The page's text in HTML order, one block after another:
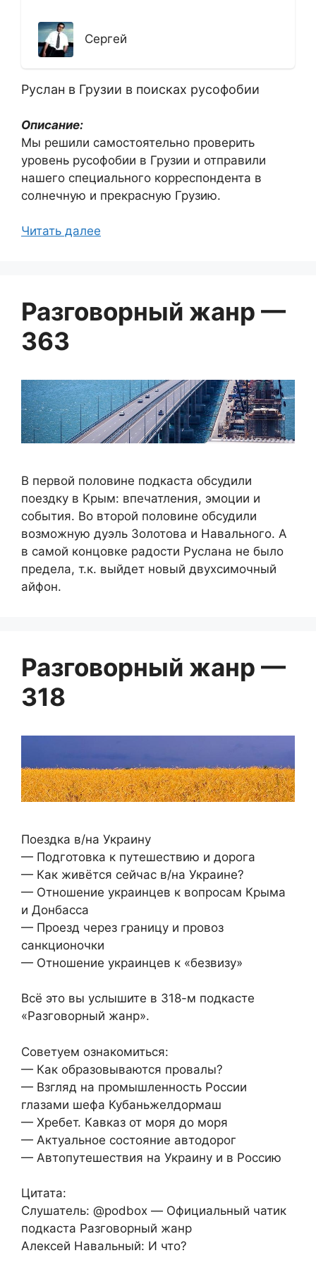
Сергей
Руслан в Грузии в поисках русофобии
Описание:
Мы решили самостоятельно проверить
уровень русофобии в Грузии и отправили
нашего специального корреспондента в
солнечную и прекрасную Грузию.
Читать далее
Разговорный жанр —
363
В первой половине подкаста обсудили
поездку в Крым: впечатления, эмоции и
события. Во второй половине обсудили
возможную дуэль Золотова и Навального. А
в самой концовке радости Руслана не было
предела, т.к. выйдет новый двухсимочный
айфон.
Разговорный жанр —
318
Поездка в/на Украину
— Подготовка к путешествию и дорога
— Как живётся сейчас в/на Украине?
— Отношение украинцев к вопросам Крыма
и Донбасса
— Проезд через границу и провоз
санкционочки
— Отношение украинцев к «безвизу»
Всё это вы услышите в 318-м подкасте
«Разговорный жанр».
Советуем ознакомиться:
— Как образовываются провалы?
— Взгляд на промышленность России
глазами шефа Кубаньжелдормаш
— Хребет. Кавказ от моря до моря
— Актуальное состояние автодорог
— Автопутешествия на Украину и в Россию
Цитата:
Слушатель: @podbox — Официальный чатик
подкаста Разговорный жанр
Алексей Навальный: И что?